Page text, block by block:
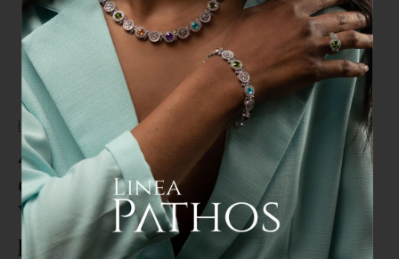
Home > ATTUALITA
A Gimigliano dialogo tra il
diacono Mario Arcuri e don
Vincenzo Scaturchio sulla pietà
popolare pasquale